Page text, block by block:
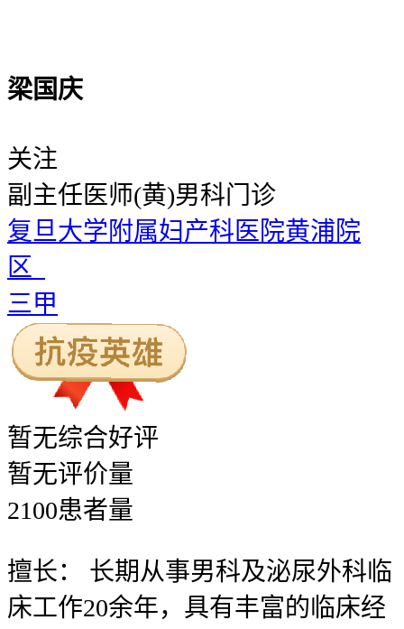
梁国庆
关注
副主任医师(黄)男科门诊
复旦大学附属妇产科医院黄浦院
区
三甲
暂无综合好评
暂无评价量
2100患者量
擅长：
长期从事男科及泌尿外科临
床工作20余年，具有丰富的临床经